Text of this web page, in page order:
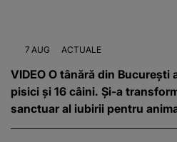
7 AUG ACTUALE
VIDEO O tânără din București
pisici și 16 câini. Și-a
sanctuar al iubirii pentru